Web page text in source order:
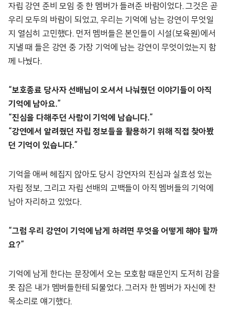
자립 강연 준비 모임 중 한 멤버가 들려준 바람이었다. 그것은 곧
우리 모두의 바람이 되었고, 우리는 기억에 남는 강연이 무엇일
지 열심히 고민했다. 먼저 멤버들은 본인들이 시설(보육원)에서
지낼 때 들은 강연 중 가장 기억에 남는 강연이 무엇이었는지 함
께 나눴다.
“보호종료 당사자 선배님이 오셔서 나눠줬던 이야기들이 아직
기억에 남아요.”
“진심을 다해주던 사람이 기억에 남습니다.”
“강연에서 알려줬던 자립 정보들을 활용하기 위해 직접 찾아봤
던 기억이 있습니다.”
기억을 애써 헤집지 않아도 당시 강연자의 진심과 실효성 있는
자립 정보, 그리고 자립 선배의 고백들이 아직 멤버들의 기억에
남아 자리하고 있었다.
“그럼 우리 강연이 기억에 남게 하려면 무엇을 어떻게 해야 할까
요?”
기억에 남게 한다는 문장에서 오는 모호함 때문인지 도저히 감을
못 잡은 내가 멤버들한테 되물었다. 그러자 한 멤버가 자신에 찬
목소리로 얘기했다.